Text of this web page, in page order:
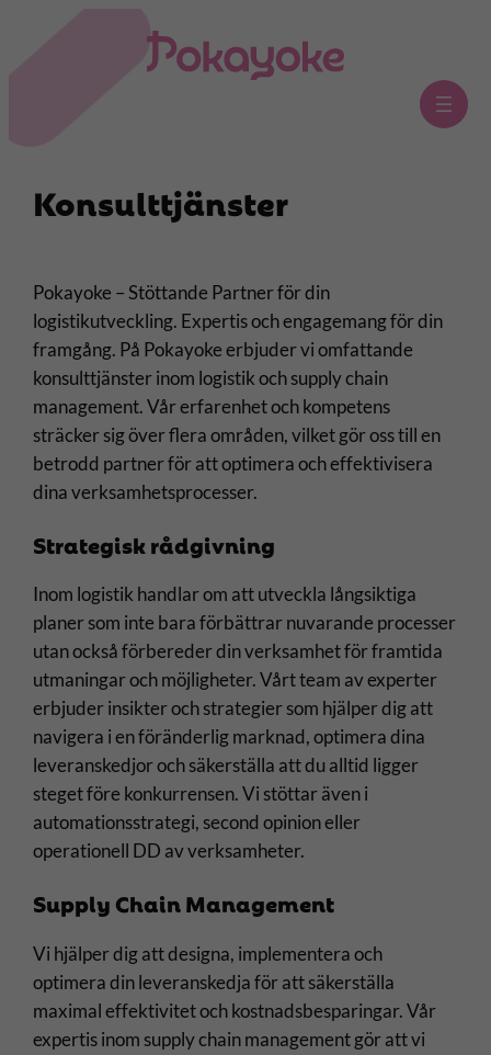
Konsulttjänster
Pokayoke – Stöttande Partner för din
logistikutveckling. Expertis och engagemang för din
framgång. På Pokayoke erbjuder vi omfattande
konsulttjänster inom logistik och supply chain
management. Vår erfarenhet och kompetens
sträcker sig över flera områden, vilket gör oss till en
betrodd partner för att optimera och effektivisera
dina verksamhetsprocesser.
Strategisk rådgivning
Inom logistik handlar om att utveckla långsiktiga
planer som inte bara förbättrar nuvarande processer
utan också förbereder din verksamhet för framtida
utmaningar och möjligheter. Vårt team av experter
erbjuder insikter och strategier som hjälper dig att
navigera i en föränderlig marknad, optimera dina
leveranskedjor och säkerställa att du alltid ligger
steget före konkurrensen. Vi stöttar även i
automationsstrategi, second opinion eller
operationell DD av verksamheter.
Supply Chain Management
Vi hjälper dig att designa, implementera och
optimera din leveranskedja för att säkerställa
maximal effektivitet och kostnadsbesparingar. Vår
expertis inom supply chain management gör att vi